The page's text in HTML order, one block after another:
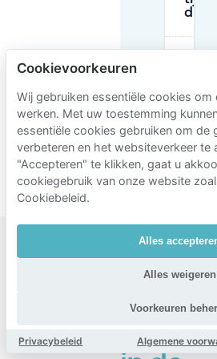
in
van
Den
om te
Cookievoorkeuren
Wij gebruiken essentiële cookies om
werken. Met uw toestemming
essentiële cookies gebruiken om de
verbeteren en het websiteverkeer te
"Accepteren" te klikken, gaat u
cookiegebruik van onze website
Cookiebeleid.
Alles
Alles weigeren
Voorkeuren
Privacybeleid Algemene